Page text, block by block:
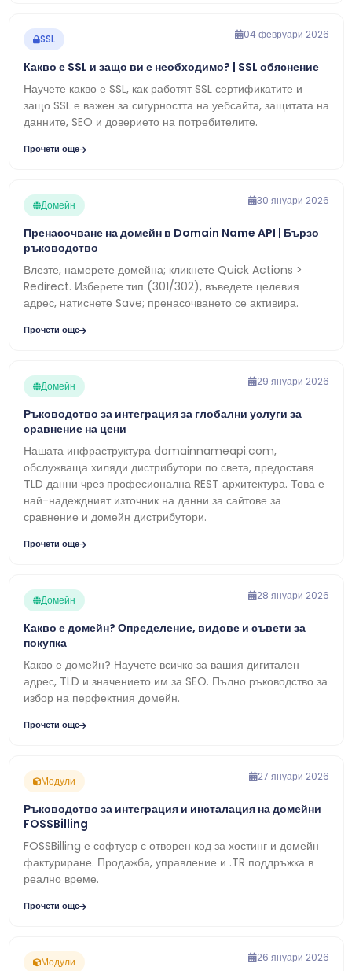
SSL 04 февруари 2026
Какво е SSL и защо ви е необходимо? | SSL обяснение
Научете какво е SSL, как работят SSL сертификатите и
защо SSL е важен за сигурността на уебсайта, защитата на
данните, SEO и доверието на потребителите.
Прочети още
Домейн 30 януари 2026
Пренасочване на домейн в Domain Name API | Бързо
ръководство
Влезте, намерете домейна; кликнете Quick Actions >
Redirect. Изберете тип (301/302), въведете целевия
адрес, натиснете Save; пренасочването се активира.
Прочети още
Домейн 29 януари 2026
Ръководство за интеграция за глобални услуги за
сравнение на цени
Нашата инфраструктура domainnameapi.com,
обслужваща хиляди дистрибутори по света, предоставя
TLD данни чрез професионална REST архитектура. Това е
най-надеждният източник на данни за сайтове за
сравнение и домейн дистрибутори.
Прочети още
Домейн 28 януари 2026
Какво е домейн? Определение, видове и съвети за
покупка
Какво е домейн? Научете всичко за вашия дигитален
адрес, TLD и значението им за SEO. Пълно ръководство за
избор на перфектния домейн.
Прочети още
Модули 27 януари 2026
Ръководство за интеграция и инсталация на домейни
FOSSBilling
FOSSBilling е софтуер с отворен код за хостинг и домейн
фактуриране. Продажба, управление и .TR поддръжка в
реално време.
Прочети още
Модули 26 януари 2026